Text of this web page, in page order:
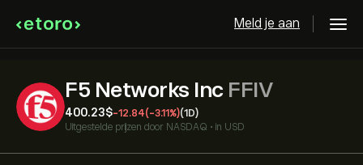
Meld je aan
F5 Networks Inc FFIV
400.23‎$‎-12.84(-3.11%)(1D)
Uitgestelde prijzen door NASDAQ • in USD